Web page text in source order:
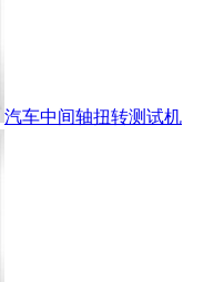
汽车中间轴扭转测试机